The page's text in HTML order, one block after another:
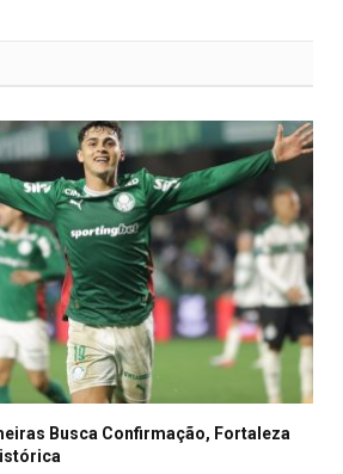
Busca Confirmação, Fortaleza